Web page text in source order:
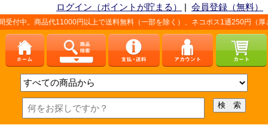
ログイン（ポイントが貯まる） | 会員登録（無料）
代11000円以上で送料無料（一部を除く）、ネコポス1通250円（厚さなど条